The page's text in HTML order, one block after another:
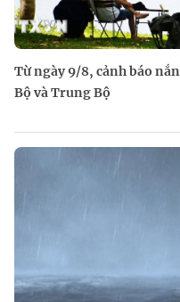
Từ ngày 9/8, cảnh báo
Bộ và Trung Bộ